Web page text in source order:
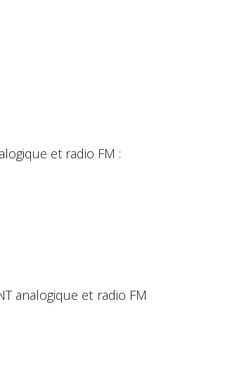
et radio FM :
analogique et radio FM